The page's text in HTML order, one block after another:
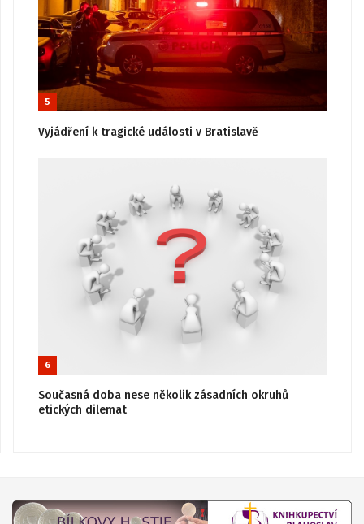
5
Vyjádření k tragické události v Bratislavě
6
Současná doba nese několik zásadních okruhů
etických dilemat